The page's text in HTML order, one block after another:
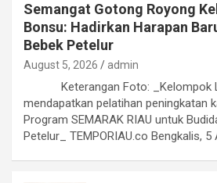
Semangat Gotong Royong
Bonsu: Hadirkan Harapan
Bebek Petelur
August 5, 2026 admin
Keterangan Foto: _Kelompok
mendapatkan pelatihan peningkatan
Program SEMARAK RIAU untuk
Petelur_ TEMPORIAU.co Bengkalis,